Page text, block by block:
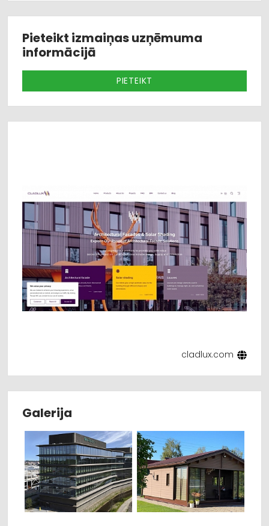
Pieteikt izmaiņas uzņēmuma
informācijā
PIETEIKT
cladlux.com
Galerija